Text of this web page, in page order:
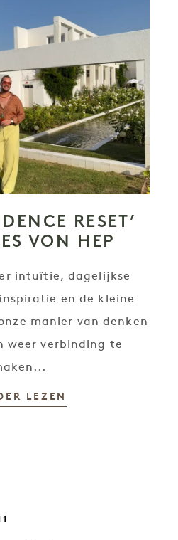
RESET’
VON HEP
intuïtie, dagelijkse
en de kleine
manier van denken
weer verbinding te
LEZEN